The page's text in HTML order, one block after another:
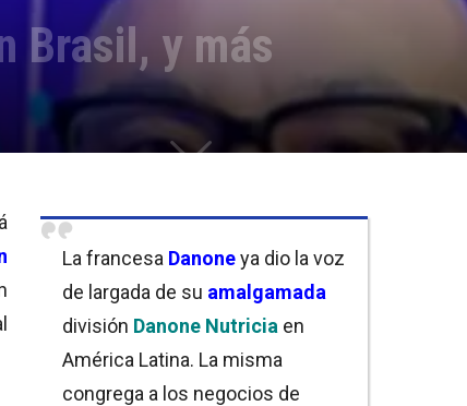
Brasil, y más
La francesa Danoneya dio la voz
de largada de su amalgamada
división Danone Nutricia en
América Latina. La misma
congrega a los negocios de